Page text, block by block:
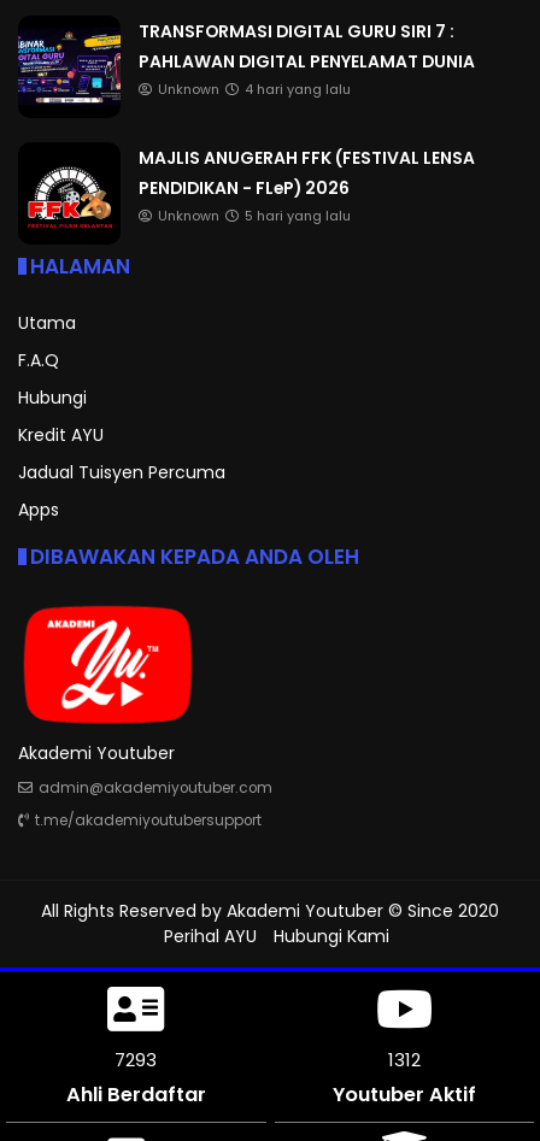
TRANSFORMASI DIGITAL GURU SIRI 7 :
PAHLAWAN DIGITAL PENYELAMAT DUNIA
Unknown 4 hari yang lalu
MAJLIS ANUGERAH FFK (FESTIVAL LENSA
PENDIDIKAN - FLeP) 2026
Unknown 5 hari yang lalu
HALAMAN
Utama
F.A.Q
Hubungi
Kredit AYU
Jadual Tuisyen Percuma
Apps
DIBAWAKAN KEPADA ANDA OLEH
Akademi Youtuber
admin@akademiyoutuber.com
t.me/akademiyoutubersupport
All Rights Reserved by Akademi Youtuber © Since 2020
Perihal AYU
Hubungi Kami
7836
Ahli Berdaftar
1312
Youtuber Aktif